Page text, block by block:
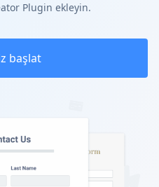
Plugin ekleyin.
başlat